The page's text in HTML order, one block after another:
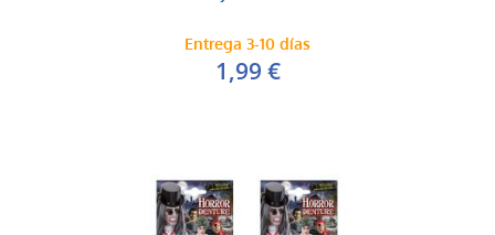
Entrega 3-10 días
1,99 €